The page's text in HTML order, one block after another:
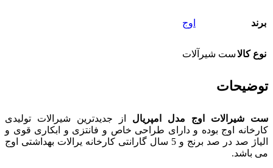
برند اوج
نوع کالاست شیرآلات
توضیحات
ست شیرالات اوج مدل امپریال از جدیدترین شیرالات تولیدی
کارخانه اوج بوده و دارای طراحی خاص و فانتزی و ابکاری قوی و
الیاژ صد در صد برنج و 5 سال گارانتی کارخانه یرالات بهداشتی اوج
می باشد.